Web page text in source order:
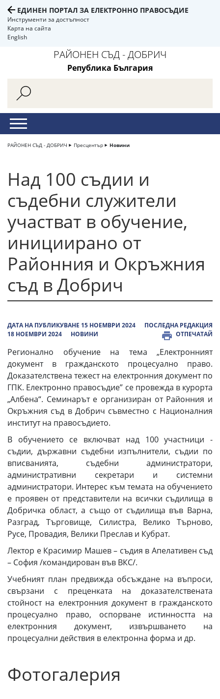
ЕДИНЕН ПОРТАЛ ЗА ЕЛЕКТРОННО ПРАВОСЪДИЕ
Инструменти за достъпност
Карта на сайта
English
РАЙОНЕН СЪД - ДОБРИЧ
Република България
РАЙОНЕН СЪД - ДОБРИЧ Пресцентър Новини
Над 100 съдии и
съдебни служители
участват в обучение,
инициирано от
Районния и Окръжния
съд в Добрич
ДАТА НА ПУБЛИКУВАНЕ 15 НОЕМВРИ 2024
ПОСЛЕДНА РЕДАКЦИЯ
18 НОЕМВРИ 2024
НОВИНИ ОТПЕЧАТАЙ
Регионално обучение на тема „Електронният
документ в гражданското процесуално право.
Доказателствена тежест на електронния документ по
ГПК. Електронно правосъдие” се провежда в курорта
„Албена“. Семинарът е организиран от Районния и
Окръжния съд в Добрич съвместно с Националния
институт на правосъдието.
В обучението се включват над 100 участници -
съдии, държавни съдебни изпълнители, съдии по
вписванията, съдебни администратори,
административни секретари и системни
администратори. Интерес към темата на обучението
е проявен от представители на всички съдилища в
Добричка област, а също от съдилища във Варна,
Разград, Търговище, Силистра, Велико Търново,
Русе, Провадия, Велики Преслав и Кубрат.
Лектор е Красимир Машев – съдия в Апелативен съд
– София /командирован във ВКС/.
Учебният план предвижда обсъждане на въпроси,
свързани с преценката на доказателствената
стойност на електронния документ в гражданското
процесуално право, оспорване истинността на
електронния документ, извършването на
процесуални действия в електронна форма и др.
Фотогалерия